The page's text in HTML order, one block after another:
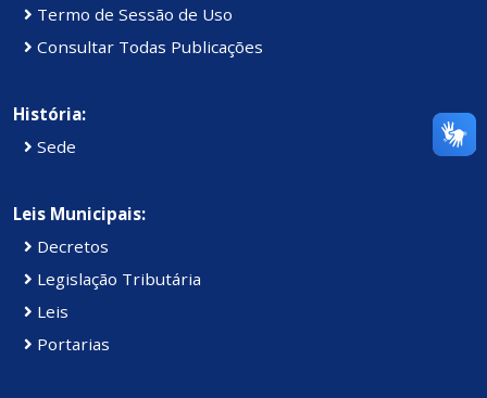
Termo de Sessão de Uso
Consultar Todas Publicações
História:
Sede
Leis Municipais:
Decretos
Legislação Tributária
Leis
Portarias